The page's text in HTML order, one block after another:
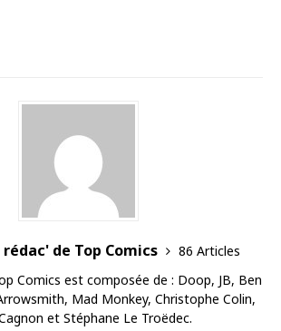
de Top Comics
86 Articles
Comics est composée de : Doop, JB, Ben
Mad Monkey, Christophe Colin,
et Stéphane Le Troëdec.